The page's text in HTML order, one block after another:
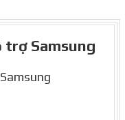
trợ Samsung